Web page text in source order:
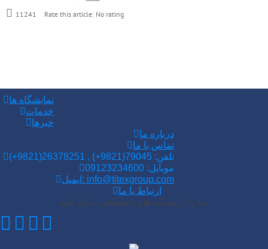
11241 Rate this article: No rating
نمایشگاه ها
خدمات
خبرها
درباره ما
تماس با ما
(+9821)تلفن: 79045(9821+) , 26378251
موبایل: 09123234600
ایمیل: info@titexgroup.com
ارتباط با ما
ما را در شبکه های اجتماعی دنبال کنید: